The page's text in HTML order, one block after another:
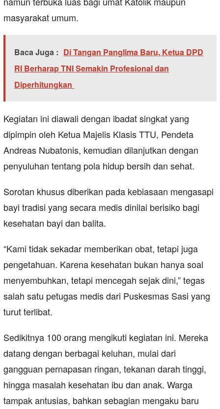
masyarakat umum.
Baca Juga : Di Tangan Panglima Baru, Ketua DPD
RI Berharap TNI Semakin Profesional dan
Diperhitungkan
Kegiatan ini diawali dengan ibadat singkat yang
dipimpin oleh Ketua Majelis Klasis TTU, Pendeta
Andreas Nubatonis, kemudian dilanjutkan dengan
penyuluhan tentang pola hidup bersih dan sehat.
Sorotan khusus diberikan pada kebiasaan mengasapi
bayi tradisi yang secara medis dinilai berisiko bagi
kesehatan bayi dan balita.
“Kami tidak sekadar memberikan obat, tetapi juga
pengetahuan. Karena kesehatan bukan hanya soal
menyembuhkan, tetapi mencegah sejak dini,” tegas
salah satu petugas medis dari Puskesmas Sasi yang
turut terlibat.
Sedikitnya 100 orang mengikuti kegiatan ini. Mereka
datang dengan berbagai keluhan, mulai dari
gangguan pernapasan ringan, tekanan darah tinggi,
hingga masalah kesehatan ibu dan anak. Warga
tampak antusias, bahkan sebagian mengaku baru